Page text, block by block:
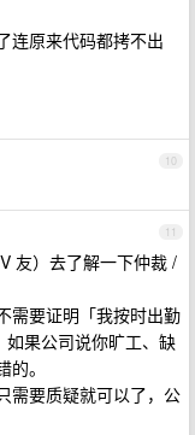
连原来代码都拷不出
10
11
友）去了解一下仲裁 /
需要证明「我按时出勤
如果公司说你旷工、缺
。
需要质疑就可以了，公